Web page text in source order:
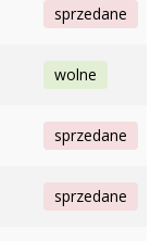
sprzedane
wolne
sprzedane
sprzedane